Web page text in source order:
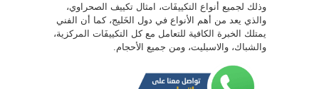
وذلك لجميع أنواع التكييفَات، امثال تكييف الصحراوي،
والذي يعد من أهم الأنواع في دول الخَليج، كما أن الفني
يمتلك الخبرة الكافية للتعامل مع كل التكييفَات المركزية،
والشباك، والاسبليت، ومن جميع الأحجام.